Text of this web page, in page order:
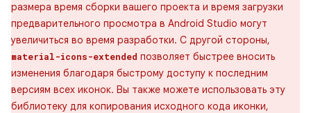
размера время сборки вашего проекта и время загрузки
предварительного просмотра в Android Studio могут
увеличиться во время разработки. С другой стороны,
material-icons-extended позволяет быстрее вносить
изменения благодаря быстрому доступу к последним
версиям всех иконок. Вы также можете использовать эту
библиотеку для копирования исходного кода иконки,